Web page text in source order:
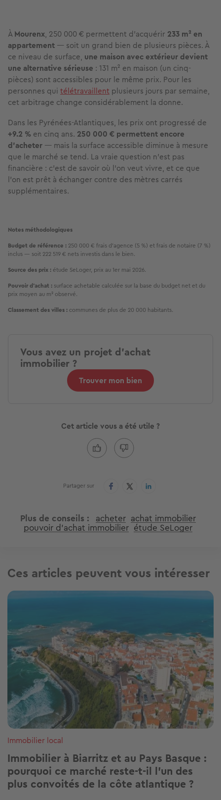
ÀMourenx, 250 000 € permettent d'acquérir 233 m² en
appartement — soit un grand bien de plusieurs pièces. À
ce niveau de surface, une maison avec extérieur devient
une alternative sérieuse : 131 m² en maison (un cinq-
pièces) sont accessibles pour le même prix. Pour les
personnes qui télétravaillent plusieurs jours par semaine,
cet arbitrage change considérablement la donne.
Dans les Pyrénées-Atlantiques, les prix ont progressé de
+9.2 % en cinq ans. 250 000 € permettent encore
d'acheter — mais la surface accessible diminue à mesure
que le marché se tend. La vraie question n'est pas
financière : c'est de savoir où l'on veut vivre, et ce que
l'on est prêt à échanger contre des mètres carrés
supplémentaires.
Notes méthodologiques
Budget de référence : 250 000 € frais d'agence (5 %) et frais de notaire (7 %)
inclus — soit 222 519 € nets investis dans le bien.
Source des prix : étude SeLoger, prix au 1er mai 2026.
Pouvoir d'achat : surface achetable calculée sur la base du budget net et du
prix moyen au m² observé.
Classement des villes : communes de plus de 20 000 habitants.
Vous avez un projet d'achat
immobilier ?
Trouver mon bien
Cet article vous a été utile ?
Partager sur
Plus de conseils acheter achat immobilier
pouvoir d'achat immobilier étude SeLoger
Ces articles peuvent vous intéresser
Image
Immobilier local
Immobilier à Biarritz et au Pays Basque :
pourquoi ce marché reste-t-il l’un des
plus convoités de la côte atlantique ?